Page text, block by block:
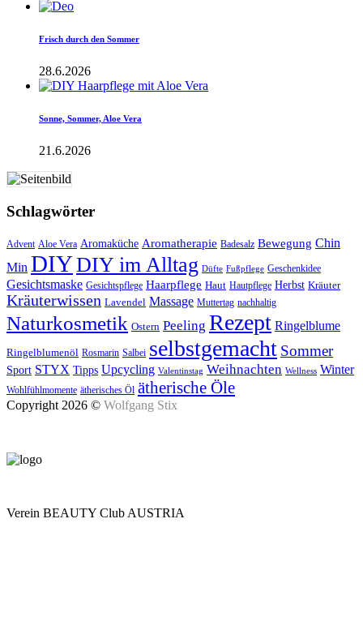
Frisch durch den Sommer
28.6.2026
Sonne, Sommer, Aloe Vera
21.6.2026
Schlagwörter
Advent Aloe Vera Aromaküche Aromatherapie Badesalz Bewegung Chin
Min DIYDIY im Alltag Düfte Fußpflege Geschenkidee
Gesichtsmaske Gesichtspflege Haarpflege Haut Hautpflege Herbst Kräuter
Kräuterwissen Lavendel Massage Muttertag nachhaltig
Naturkosmetik Ostern Peeling Rezept Ringelblume
Ringelblumenöl Rosmarin Salbei selbstgemacht Sommer
Sport STYX Tipps Upcycling Valentinstag Weihnachten Wellness Winter
Wohlfühlmomente ätherisches Öl ätherische Öle
Copyright 2026 © Wolfgang Stix
Verein BEAUTY Club AUSTRIA